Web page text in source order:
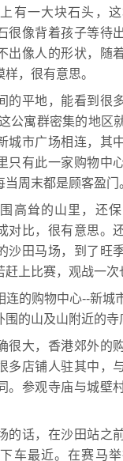
有一大块石头，
很像背着孩子等待
出像人的形状，随
，很有意思。
平地，能看到很
公寓群密集的地区
城市广场相连，其
只有此一家购物中
周末都是顾客盈门
耸的山里，还保
对比，很有意思。
沙田马场，到了旺
上比赛，观战一次
的购物中心--新城
的山及山附近的寺
大，香港郊外的购
多店铺人驻其中，
。参观寺庙与城壁
话，在沙田站之
车最近。在赛马